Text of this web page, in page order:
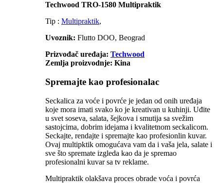
Techwood TRO-1580 Multipraktik
Tip : Multipraktik,
Uvoznik: Flutto DOO, Beograd
Prizvođač uređaja: Techwood
Zemlja proizvodnje: Kina
Spremajte kao profesionalac
Seckalica za voće i povrće je jedan od onih uređaja
koje mora imati svako ko je kreativan u kuhinji. Uđite
u svet soseva, salata, šejkova i smutija sa svežim
sastojcima, dobrim idejama i kvalitetnom seckalicom.
Seckajte, rendajte i spremajte kao profesionlin kuvar.
Ovaj multipktik omogućava vam da i vaša jela, salate i
sve što spremate izgleda kao da je spremao
profesionalni kuvar sa tv reklame.
Multipraktik olakšava proces obrade voća i povrća